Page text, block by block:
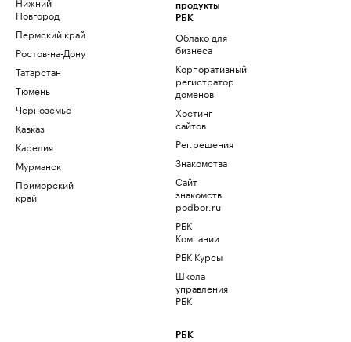
Новгород
Пермский край
Ростов-на-Дону
Татарстан
Тюмень
Черноземье
Кавказ
Карелия
Мурманск
Приморский
край
продукты
РБК
Облако для
бизнеса
Корпоративный
регистратор
доменов
Хостинг
сайтов
Рег.решения
Знакомства
Сайт
знакомств
podbor.ru
РБК
Компании
РБК Курсы
Школа
управления
РБК
РБК